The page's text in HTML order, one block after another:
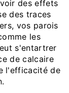
des effets
des traces
vos parois
les
s'entartrer
de calcaire
l'efficacité de